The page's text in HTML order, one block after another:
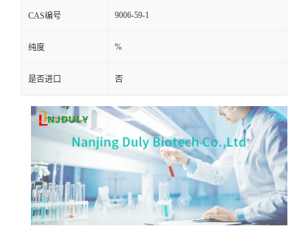
CAS编号 9006-59-1
纯度 %
是否进口 否